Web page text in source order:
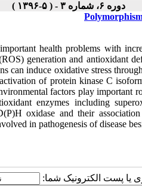
دوره ۶، شماره ۳ - ( ۵-۱۳۹۶ )
health problems with
generation and antioxidant
can induce oxidative stress
of protein kinase C
factors play important
enzymes including
oxidase and their
in pathogenesis of disease
یا پست الکترونیک شما: